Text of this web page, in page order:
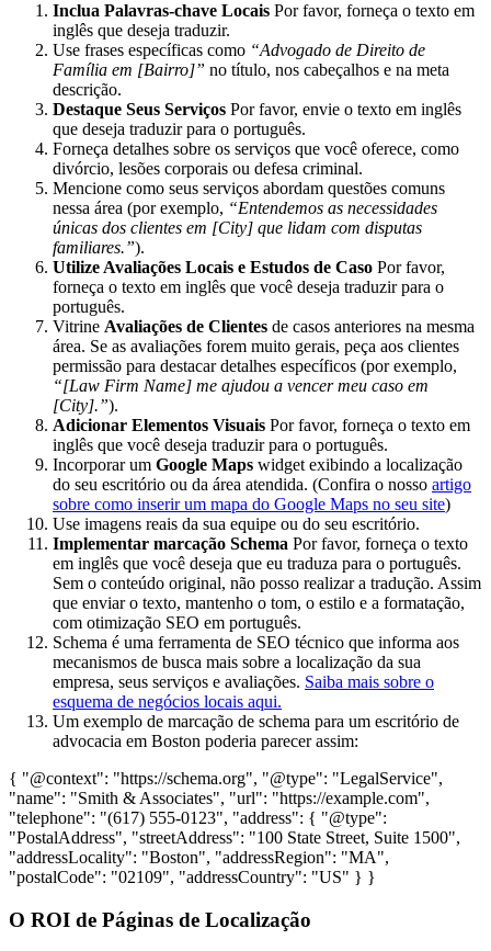
Inclua Palavras-chave Locais Por favor, forneça o texto em
inglês que deseja traduzir.
Use frases específicas como “Advogado de Direito de
Família em [Bairro]” no título, nos cabeçalhos e na meta
descrição.
Destaque Seus Serviços Por favor, envie o texto em inglês
que deseja traduzir para o português.
Forneça detalhes sobre os serviços que você oferece, como
divórcio, lesões corporais ou defesa criminal.
Mencione como seus serviços abordam questões comuns
nessa área (por exemplo, “Entendemos as necessidades
únicas dos clientes em [City] que lidam com disputas
familiares.”).
Utilize Avaliações Locais e Estudos de Caso Por favor,
forneça o texto em inglês que você deseja traduzir para o
português.
Vitrine Avaliações de Clientes de casos anteriores na mesma
área. Se as avaliações forem muito gerais, peça aos clientes
permissão para destacar detalhes específicos (por exemplo,
“[Law Firm Name] me ajudou a vencer meu caso em
[City].”).
Adicionar Elementos Visuais Por favor, forneça o texto em
inglês que você deseja traduzir para o português.
Incorporar um Google Maps widget exibindo a localização
do seu escritório ou da área atendida. (Confira o nosso artigo
sobre como inserir um mapa do Google Maps no seu site)
Use imagens reais da sua equipe ou do seu escritório.
Implementar marcação Schema Por favor, forneça o texto
em inglês que você deseja que eu traduza para o português.
Sem o conteúdo original, não posso realizar a tradução. Assim
que enviar o texto, mantenho o tom, o estilo e a formatação,
com otimização SEO em português.
Schema é uma ferramenta de SEO técnico que informa aos
mecanismos de busca mais sobre a localização da sua
empresa, seus serviços e avaliações. Saiba mais sobre o
esquema de negócios locais aqui.
Um exemplo de marcação de schema para um escritório de
advocacia em Boston poderia parecer assim:
{ "@context": "https://schema.org", "@type": "LegalService",
"name": "Smith & Associates", "url": "https://example.com",
"telephone": "(617) 555-0123", "address": { "@type":
"PostalAddress", "streetAddress": "100 State Street, Suite 1500",
"addressLocality": "Boston", "addressRegion": "MA",
"postalCode": "02109", "addressCountry": "US" } }
O ROI de Páginas de Localização